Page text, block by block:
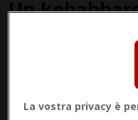
Un
La vostra privacy è